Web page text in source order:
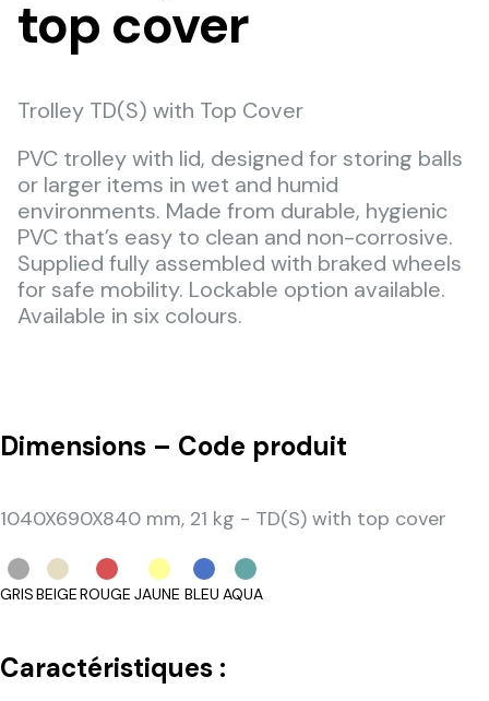
top cover
Trolley TD(S) with Top Cover
PVC trolley with lid, designed for storing balls
or larger items in wet and humid
environments. Made from durable, hygienic
PVC that’s easy to clean and non-corrosive.
Supplied fully assembled with braked wheels
for safe mobility. Lockable option available.
Available in six colours.
Dimensions – Code produit
1040X690X840 mm, 21 kg - TD(S) with top cover
GRISBEIGEROUGE JAUNE BLEU AQUA
Caractéristiques :